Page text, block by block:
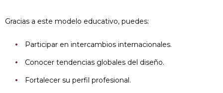
Gracias a este modelo educativo, puedes:
Participar en intercambios internacionales.
Conocer tendencias globales del diseño.
Fortalecer su perfil profesional.